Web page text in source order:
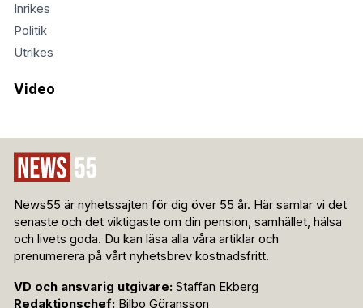
Inrikes
Politik
Utrikes
Video
News55 är nyhetssajten för dig över 55 år. Här samlar vi det
senaste och det viktigaste om din pension, samhället, hälsa
och livets goda. Du kan läsa alla våra artiklar och
prenumerera på vårt nyhetsbrev kostnadsfritt.
VD och ansvarig utgivare: Staffan Ekberg
Redaktionschef: Bilbo Göransson